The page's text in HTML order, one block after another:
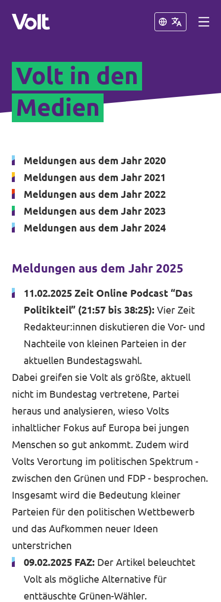
Schließen
Volt in Nordrhein-Westfalen
Website von Volt NRW
Volt vor Ort in NRW
Volt in Deutschland
Website
Volt in deinem Bundesland
Volt Deutschland Merchandise Shop
Schließen
Programm
Menschen
Neuigkeiten
Presse
Mache bei uns mit!
Deine Spende für Volt!
Jobs bei Volt
Mach mit!
Transparenz
Datenschutz
Impressum
Volt in den
Medien
Meldungen aus dem Jahr 2020
Meldungen aus dem Jahr 2021
Meldungen aus dem Jahr 2022
Meldungen aus dem Jahr 2023
Meldungen aus dem Jahr 2024
Meldungen aus dem Jahr 2025
11.02.2025 Zeit Online Podcast “Das
Politikteil” (21:57 bis 38:25): Vier Zeit
Redakteur:innen diskutieren die Vor- und
Nachteile von kleinen Parteien in der
aktuellen Bundestagswahl.
Dabei greifen sie Volt als größte, aktuell
nicht im Bundestag vertretene, Partei
heraus und analysieren, wieso Volts
inhaltlicher Fokus auf Europa bei jungen
Menschen so gut ankommt. Zudem wird
Volts Verortung im politischen Spektrum -
zwischen den Grünen und FDP - besprochen.
Insgesamt wird die Bedeutung kleiner
Parteien für den politischen Wettbewerb
und das Aufkommen neuer Ideen
unterstrichen
09.02.2025 FAZ: Der Artikel beleuchtet
Volt als mögliche Alternative für
enttäuschte Grünen-Wähler.